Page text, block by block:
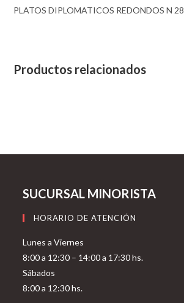
PLATOS DIPLOMATICOS REDONDOS N 28
Productos relacionados
SUCURSAL MINORISTA
HORARIO DE ATENCIÓN
Lunes a Viernes
8:00 a 12:30 – 14:00 a 17:30 hs.
Sábados
8:00 a 12:30 hs.